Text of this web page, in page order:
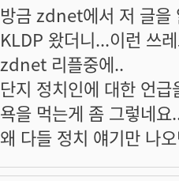
방금 zdnet에서 저 글을
KLDP 왔더니...이런 쓰
zdnet 리플중에..
단지 정치인에 대한 언
욕을 먹는게 좀 그렇네요
왜 다들 정치 얘기만 나